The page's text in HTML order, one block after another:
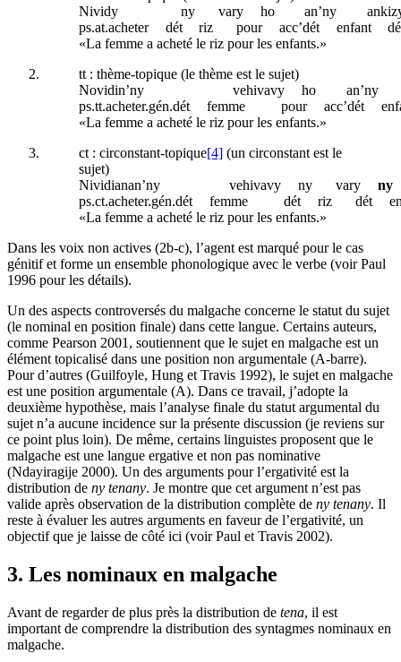
Nividy
ny vary ho an’ny
ps.at.acheter dét riz pour acc’dét enfant
«La femme a acheté le riz pour les enfants.»
tt : thème-topique (le thème est le sujet)
Novidin’ny
vehivavy ho
an’ny
ps.tt.acheter.gén.dét femme pour acc’dét
«La femme a acheté le riz pour les enfants.»
ct : circonstant-topique[4] (un circonstant est le
sujet)
Nividianan’ny
vehivavy ny vary
ny
ps.ct.acheter.gén.dét femme dét riz dét
«La femme a acheté le riz pour les enfants.»
Dans les voix non actives (2b-c), l’agent est marqué pour le cas
génitif et forme un ensemble phonologique avec le verbe (voir Paul
1996 pour les détails).
Un des aspects controversés du malgache concerne le statut du sujet
(le nominal en position finale) dans cette langue. Certains auteurs,
comme Pearson 2001, soutiennent que le sujet en malgache est un
élément topicalisé dans une position non argumentale (A-barre).
Pour d’autres (Guilfoyle, Hung et Travis 1992), le sujet en malgache
est une position argumentale (A). Dans ce travail, j’adopte la
deuxième hypothèse, mais l’analyse finale du statut argumental du
sujet n’a aucune incidence sur la présente discussion (je reviens sur
ce point plus loin). De même, certains linguistes proposent que le
malgache est une langue ergative et non pas nominative
(Ndayiragije 2000). Un des arguments pour l’ergativité est la
distribution de ny tenany. Je montre que cet argument n’est pas
valide après observation de la distribution complète de ny tenany. Il
reste à évaluer les autres arguments en faveur de l’ergativité, un
objectif que je laisse de côté ici (voir Paul et Travis 2002).
3. Les nominaux en malgache
Avant de regarder de plus près la distribution de tena, il est
important de comprendre la distribution des syntagmes nominaux en
malgache.